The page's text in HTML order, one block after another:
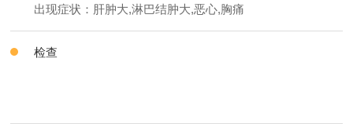
出现症状：肝肿大,淋巴结肿大,恶心,胸痛
检查